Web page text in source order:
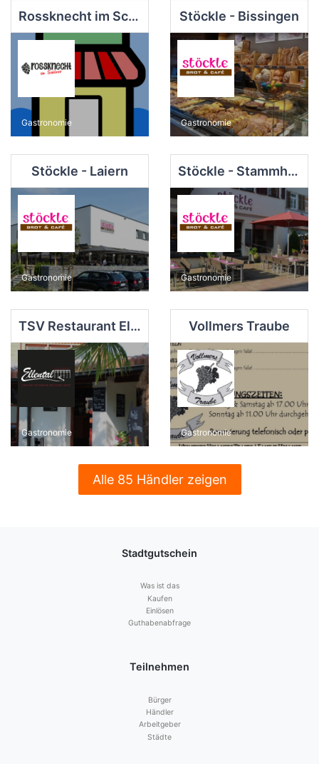
Rossknecht im Schloss
Gastronomie
Stöckle - Bissingen
Gastronomie
Stöckle - Laiern
Gastronomie
Stöckle - Stammhaus
Gastronomie
TSV Restaurant Ellental
Gastronomie
Vollmers Traube
Gastronomie
Alle 85 Händler zeigen
Stadtgutschein
Was ist das
Kaufen
Einlösen
Guthabenabfrage
Teilnehmen
Bürger
Händler
Arbeitgeber
Städte